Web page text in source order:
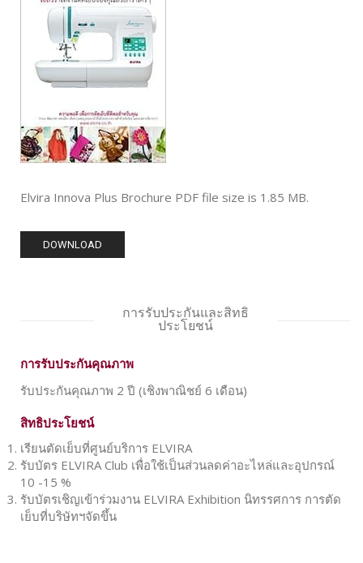
Elvira Innova Plus Brochure PDF file size is 1.85 MB.
DOWNLOAD
การรับประกันและสิทธิ
ประโยชน์
การรับประกันคุณภาพ
รับประกันคุณภาพ 2 ปี (เชิงพาณิชย์ 6 เดือน)
สิทธิประโยชน์
เรียนตัดเย็บที่ศูนย์บริการ ELVIRA
รับบัตร ELVIRA Club เพื่อใช้เป็นส่วนลดค่าอะไหล่และอุปกรณ์
10 -15 %
รับบัตรเชิญเข้าร่วมงาน ELVIRA Exhibition นิทรรศการ การตัด
เย็บที่บริษัทฯจัดขึ้น